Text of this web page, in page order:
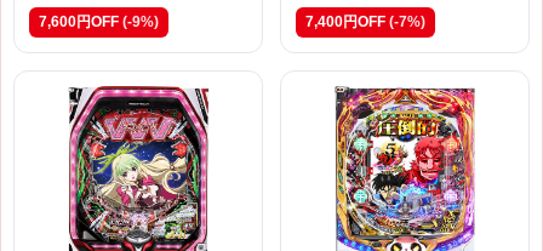
7,600円OFF (-9%) 7,400円OFF (-7%)